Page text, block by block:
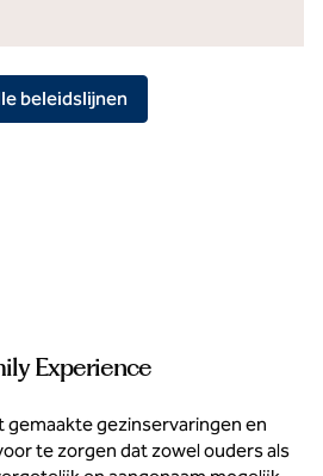
beleidslijnen
Experience
gemaakte gezinservaringen en
te zorgen dat zowel ouders als